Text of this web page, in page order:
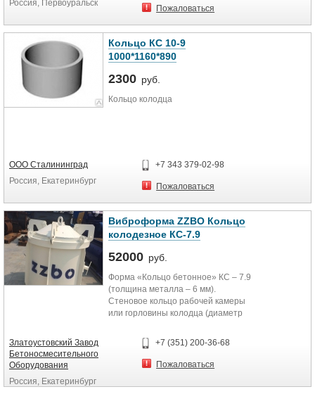
Россия, Первоуральск
Пожаловаться
Кольцо КС 10-9
1000*1160*890
2300 руб.
Кольцо колодца
ООО Сталининград
Россия, Екатеринбург
+7 343 379-02-98
Пожаловаться
Виброформа ZZBO Кольцо
колодезное КС-7.9
52000 руб.
Форма «Кольцо бетонное» КС – 7.9
(толщина металла – 6 мм).
Стеновое кольцо рабочей камеры
или горловины колодца (диаметр
кольца 900мм). Универсальная
Златоустовский Завод
Бетоносмесительного
Оборудования
Россия, Екатеринбург
+7 (351) 200-36-68
Пожаловаться